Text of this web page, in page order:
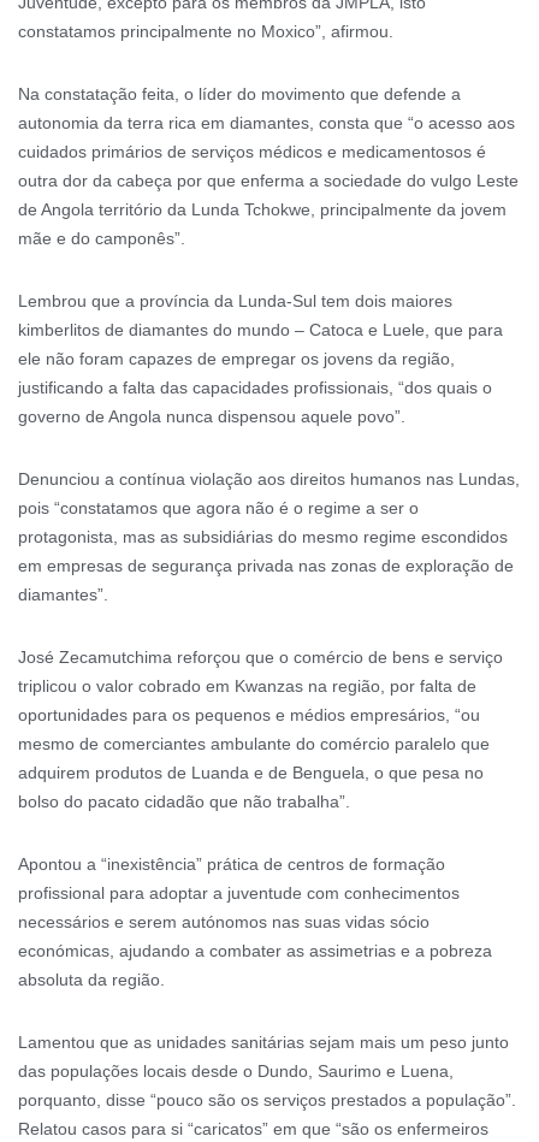
constatamos principalmente no Moxico”, afirmou.
Na constatação feita, o líder do movimento que defende a
autonomia da terra rica em diamantes, consta que “o acesso aos
cuidados primários de serviços médicos e medicamentosos é
outra dor da cabeça por que enferma a sociedade do vulgo Leste
de Angola território da Lunda Tchokwe, principalmente da jovem
mãe e do camponês”.
Lembrou que a província da Lunda-Sul tem dois maiores
kimberlitos de diamantes do mundo – Catoca e Luele, que para
ele não foram capazes de empregar os jovens da região,
justificando a falta das capacidades profissionais, “dos quais o
governo de Angola nunca dispensou aquele povo”.
Denunciou a contínua violação aos direitos humanos nas Lundas,
pois “constatamos que agora não é o regime a ser o
protagonista, mas as subsidiárias do mesmo regime escondidos
em empresas de segurança privada nas zonas de exploração de
diamantes”.
José Zecamutchima reforçou que o comércio de bens e serviço
triplicou o valor cobrado em Kwanzas na região, por falta de
oportunidades para os pequenos e médios empresários, “ou
mesmo de comerciantes ambulante do comércio paralelo que
adquirem produtos de Luanda e de Benguela, o que pesa no
bolso do pacato cidadão que não trabalha”.
Apontou a “inexistência” prática de centros de formação
profissional para adoptar a juventude com conhecimentos
necessários e serem autónomos nas suas vidas sócio
económicas, ajudando a combater as assimetrias e a pobreza
absoluta da região.
Lamentou que as unidades sanitárias sejam mais um peso junto
das populações locais desde o Dundo, Saurimo e Luena,
porquanto, disse “pouco são os serviços prestados a população”.
Relatou casos para si “caricatos” em que “são os enfermeiros